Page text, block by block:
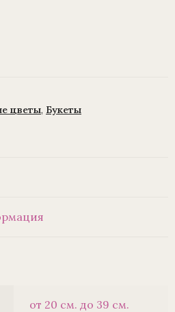
цветы, Букеты
от 20 см. до 39 см.